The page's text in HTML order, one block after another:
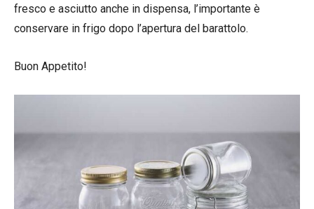
fresco e asciutto anche in dispensa, l’importante è
conservare in frigo dopo l’apertura del barattolo.
Buon Appetito!